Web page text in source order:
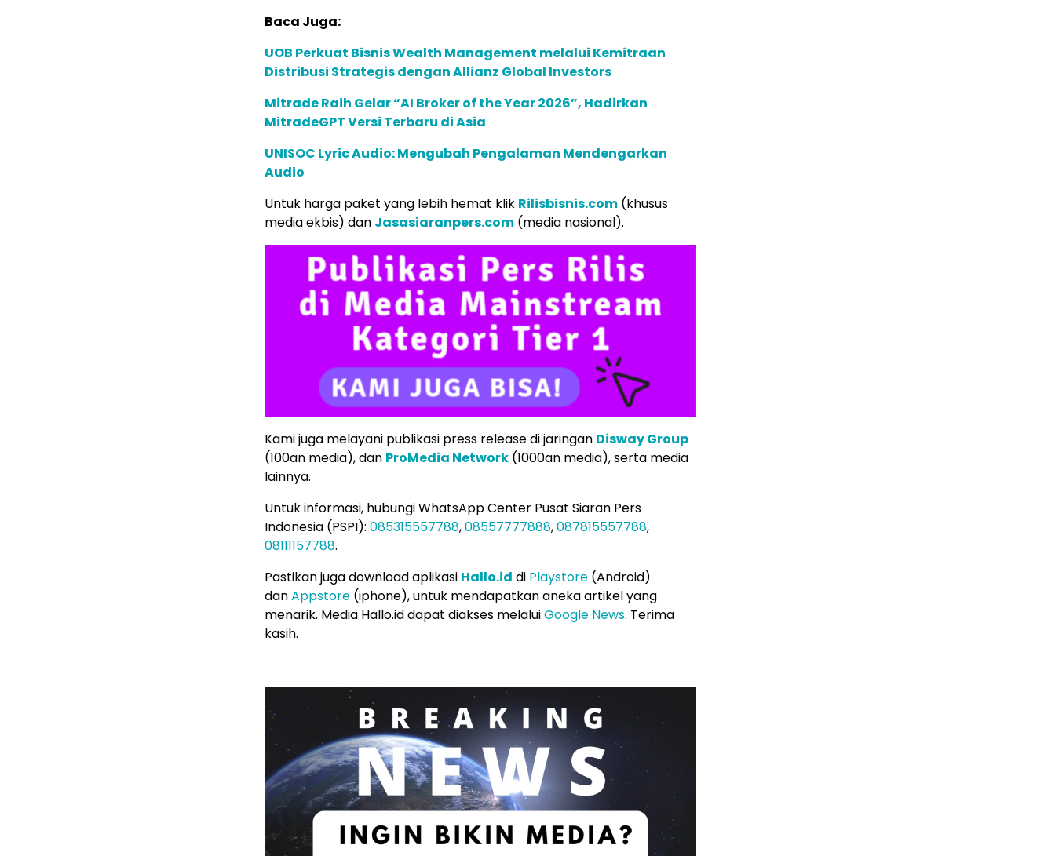
Baca Juga:
UOB Perkuat Bisnis Wealth Management melalui Kemitraan
Distribusi Strategis dengan Allianz Global Investors
Mitrade Raih Gelar “AI Broker of the Year 2026”, Hadirkan
MitradeGPT Versi Terbaru di Asia
UNISOC Lyric Audio: Mengubah Pengalaman Mendengarkan
Audio
Untuk harga paket yang lebih hemat klik Rilisbisnis.com (khusus
media ekbis) dan Jasasiaranpers.com (media nasional).
Kami juga melayani publikasi press release di jaringan Disway Group
(100an media), dan ProMedia Network (1000an media), serta media
lainnya.
Untuk informasi, hubungi WhatsApp Center Pusat Siaran Pers
Indonesia (PSPI): 085315557788,08557777888,087815557788,
08111157788.
Pastikan juga download aplikasi Hallo.id di Playstore (Android)
danAppstore (iphone), untuk mendapatkan aneka artikel yang
menarik. Media Hallo.id dapat diakses melaluiGoogle News. Terima
kasih.